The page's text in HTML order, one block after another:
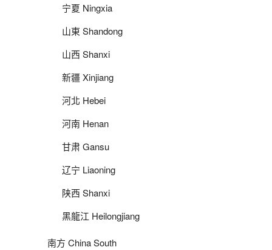
宁夏 Ningxia
山東 Shandong
山西 Shanxi
新疆 Xinjiang
河北 Hebei
河南 Henan
甘肃 Gansu
辽宁 Liaoning
陕西 Shanxi
黑龍江 Heilongjiang
南方 China South